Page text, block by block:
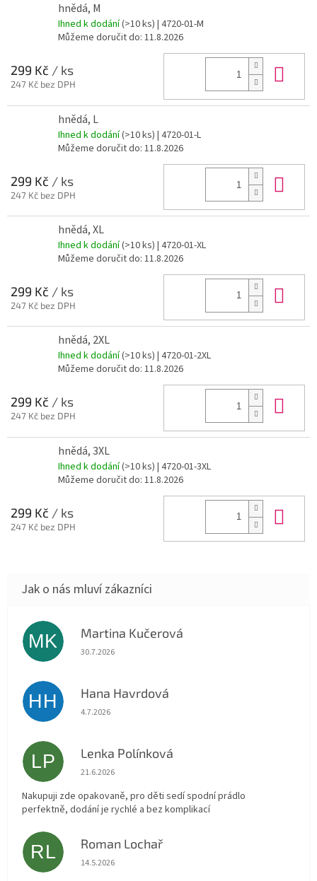
hnědá, M
Ihned k dodání(>10 ks) | 4720-01-M
Můžeme doručit do: 11.8.2026
299 Kč / ks
247 Kč bez DPH
hnědá, L
Ihned k dodání(>10 ks) | 4720-01-L
Můžeme doručit do: 11.8.2026
299 Kč / ks
247 Kč bez DPH
hnědá, XL
Ihned k dodání(>10 ks) | 4720-01-XL
Můžeme doručit do: 11.8.2026
299 Kč / ks
247 Kč bez DPH
hnědá, 2XL
Ihned k dodání(>10 ks) | 4720-01-2XL
Můžeme doručit do: 11.8.2026
299 Kč / ks
247 Kč bez DPH
hnědá, 3XL
Ihned k dodání(>10 ks) | 4720-01-3XL
Můžeme doručit do: 11.8.2026
299 Kč / ks
247 Kč bez DPH
MK Martina Kučerová
Hodnocení obchodu je 5 z 5 hvězdiček.
30.7.2026
HH Hana Havrdová
Hodnocení obchodu je 5 z 5 hvězdiček.
4.7.2026
LP Lenka Polínková
Hodnocení obchodu je 5 z 5 hvězdiček.
21.6.2026
Nakupuji zde opakovaně, pro děti sedí spodní prádlo
perfektně, dodání je rychlé a bez komplikací
RL Roman Lochař
Hodnocení obchodu je 5 z 5 hvězdiček.
14.5.2026